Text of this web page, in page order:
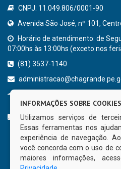
CNPJ: 11.049.806/0001-90
Avenida São José, nº 101,
Horário de atendimento: de
07:00hs às 13:00hs (exceto nos
(81) 3537-1140
CURTA NOSSA FAN
INFORMAÇÕES SOBRE COOKIES
Utilizamos serviços de
Essas ferramentas nos
experiência de navegação.
você concorda com o uso de
maiores informações,